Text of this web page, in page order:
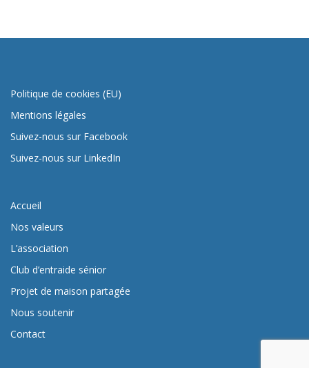
Politique de cookies (EU)
Mentions légales
Suivez-nous sur Facebook
Suivez-nous sur LinkedIn
Accueil
Nos valeurs
L’association
Club d’entraide sénior
Projet de maison partagée
Nous soutenir
Contact